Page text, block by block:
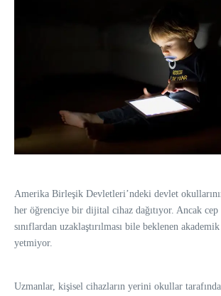
Amerika Birleşik Devletleri’ndeki devlet
her öğrenciye bir dijital cihaz dağıtıyor. Ancak cep
sınıflardan uzaklaştırılması bile beklenen
yetmiyor.
Uzmanlar, kişisel cihazların yerini okullar